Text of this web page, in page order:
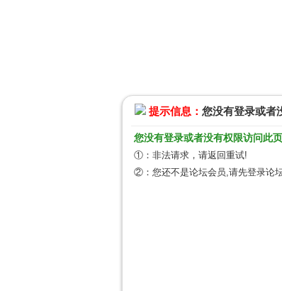
提示信息： 您没有登录或者
您没有登录或者没有权限访问此
①：非法请求，请返回重试!
②：您还不是论坛会员,请先登录论